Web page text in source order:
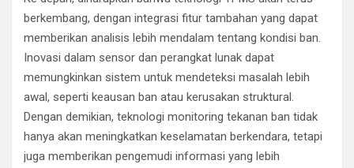
berkembang, dengan integrasi fitur tambahan yang dapat
memberikan analisis lebih mendalam tentang kondisi ban.
Inovasi dalam sensor dan perangkat lunak dapat
memungkinkan sistem untuk mendeteksi masalah lebih
awal, seperti keausan ban atau kerusakan struktural.
Dengan demikian, teknologi monitoring tekanan ban tidak
hanya akan meningkatkan keselamatan berkendara, tetapi
juga memberikan pengemudi informasi yang lebih